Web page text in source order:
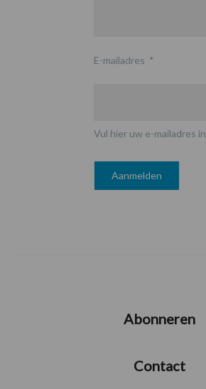
E-mailadres *
Vul hier uw e-mailadres in
Abonneren
Contact